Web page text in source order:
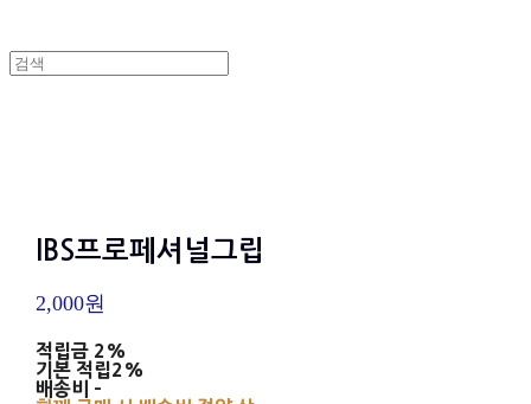
IBS프로페셔널그립
2,000원
적립금 2%
기본 적립2%
배송비 -